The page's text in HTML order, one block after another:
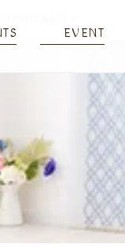
EVENT